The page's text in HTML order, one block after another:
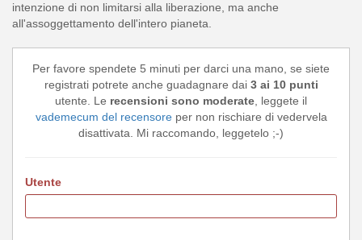
intenzione di non limitarsi alla liberazione, ma anche
all'assoggettamento dell'intero pianeta.
Per favore spendete 5 minuti per darci una mano, se siete
registrati potrete anche guadagnare dai 3 ai 10 punti
utente. Le recensioni sono moderate, leggete il
vademecum del recensoreper non rischiare di vedervela
disattivata. Mi raccomando, leggetelo ;-)
Utente